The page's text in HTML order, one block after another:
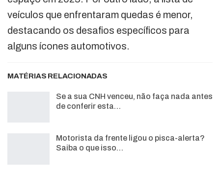
veículos que enfrentaram quedas é menor,
destacando os desafios específicos para
alguns ícones automotivos.
MATÉRIAS RELACIONADAS
Se a sua CNH venceu, não faça nada antes
de conferir esta…
Motorista da frente ligou o pisca-alerta?
Saiba o que isso…